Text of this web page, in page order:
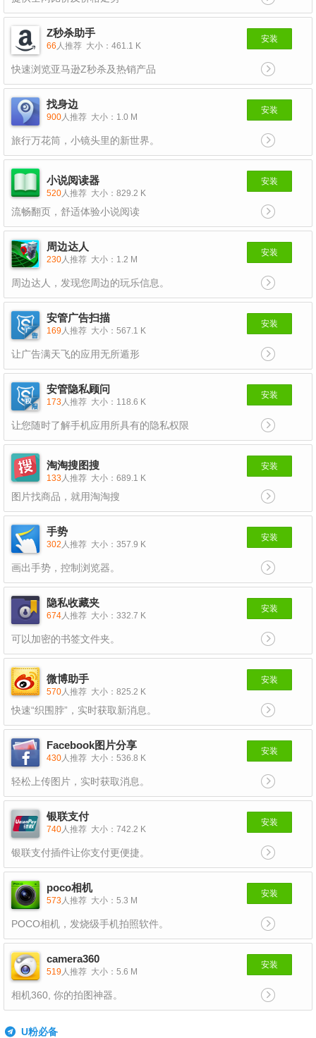
Z秒杀助手
66 人推荐 大小：461.1 K
快速浏览亚马逊Z秒杀及热销产品
安装
找身边
900人推荐 大小：1.0 M
旅行万花筒，小镜头里的新世界。
安装
小说阅读器
520人推荐 大小：829.2 K
流畅翻页，舒适体验小说阅读
安装
周边达人
230人推荐 大小：1.2 M
周边达人，发现您周边的玩乐信息。
安装
安管广告扫描
169人推荐 大小：567.1 K
让广告满天飞的应用无所遁形
安装
安管隐私顾问
173人推荐 大小：118.6 K
让您随时了解手机应用所具有的隐私权限
安装
淘淘搜图搜
133人推荐 大小：689.1 K
图片找商品，就用淘淘搜
安装
手势
302 人推荐 大小：357.9 K
画出手势，控制浏览器。
安装
隐私收藏夹
674人推荐 大小：332.7 K
可以加密的书签文件夹。
安装
微博助手
570人推荐 大小：825.2 K
快速“织围脖”，实时获取新消息。
安装
Facebook图片分享
430人推荐 大小：536.8 K
轻松上传图片，实时获取消息。
安装
银联支付
740人推荐 大小：742.2 K
银联支付插件让你支付更便捷。
安装
poco相机
573人推荐 大小：5.3 M
POCO相机，发烧级手机拍照软件。
安装
camera360
519人推荐 大小：5.6 M
相机360, 你的拍图神器。
安装
U粉必备